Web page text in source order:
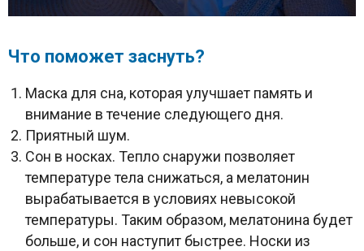
Что поможет заснуть?
Маска для сна, которая улучшает память и
внимание в течение следующего дня.
Приятный шум.
Сон в носках. Тепло снаружи позволяет
температуре тела снижаться, а мелатонин
вырабатывается в условиях невысокой
температуры. Таким образом, мелатонина будет
больше, и сон наступит быстрее. Носки из